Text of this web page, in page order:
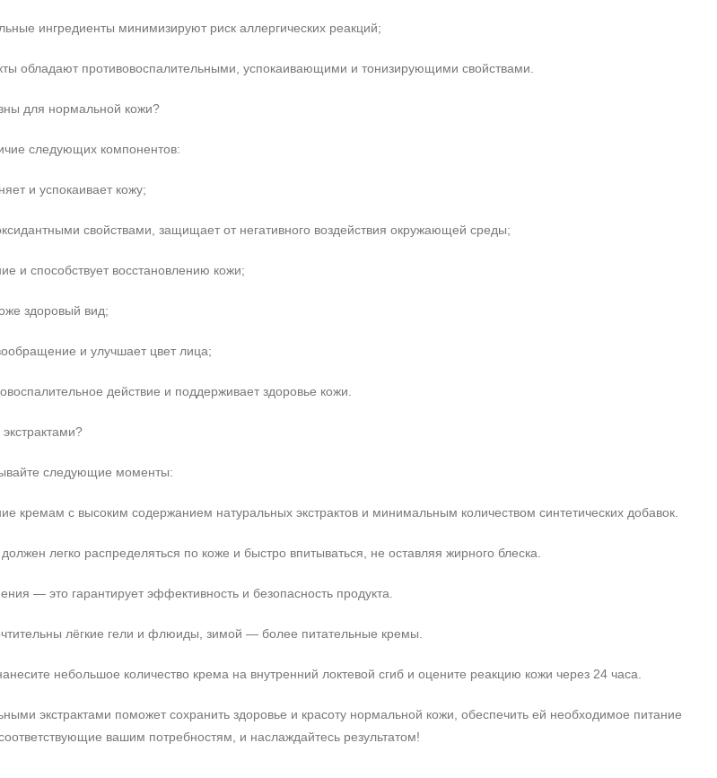
ингредиенты минимизируют риск аллергических реакций;
обладают противовоспалительными, успокаивающими и тонизирующими свойствами.
для нормальной кожи?
следующих компонентов:
и успокаивает кожу;
свойствами, защищает от негативного воздействия окружающей среды;
и способствует восстановлению кожи;
здоровый вид;
и улучшает цвет лица;
действие и поддерживает здоровье кожи.
следующие моменты:
кремам с высоким содержанием натуральных экстрактов и минимальным количеством синтетических добавок.
легко распределяться по коже и быстро впитываться, не оставляя жирного блеска.
— это гарантирует эффективность и безопасность продукта.
лёгкие гели и флюиды, зимой — более питательные кремы.
небольшое количество крема на внутренний локтевой сгиб и оцените реакцию кожи через 24 часа.
экстрактами поможет сохранить здоровье и красоту нормальной кожи, обеспечить ей необходимое питание
вашим потребностям, и наслаждайтесь результатом!